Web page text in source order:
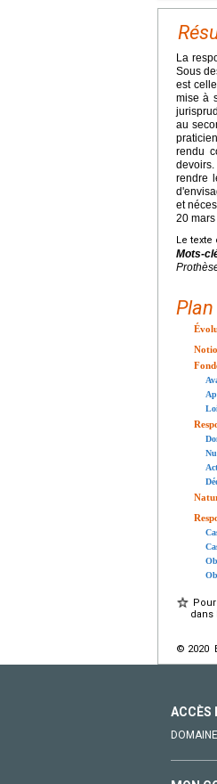
La
Sous
est
mise à
au
rendu
rendre
et
20
Le
Mots-
Plan
dans
© 2020
ACCÈS